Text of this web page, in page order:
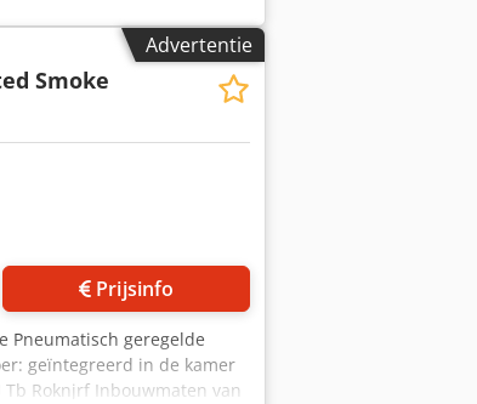
Advertentie
Smoke
Prijsinfo
Pneumatisch geregelde
geïntegreerd in de kamer
Roknjrf Inbouwmaten van